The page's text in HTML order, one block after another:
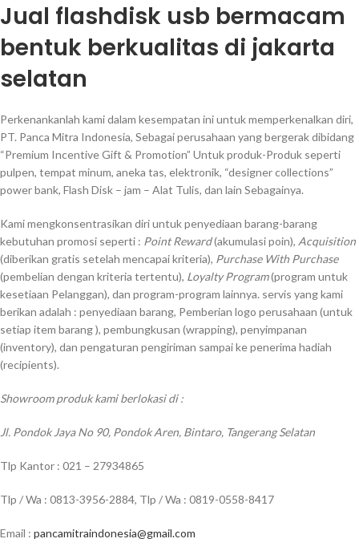
Jual flashdisk usb bermacam
bentuk berkualitas di jakarta
selatan
Perkenankanlah kami dalam kesempatan ini untuk memperkenalkan diri,
PT. Panca Mitra Indonesia, Sebagai perusahaan yang bergerak dibidang
“Premium Incentive Gift & Promotion” Untuk produk-Produk seperti
pulpen, tempat minum, aneka tas, elektronik, “designer collections”
power bank, Flash Disk – jam – Alat Tulis, dan lain Sebagainya.
Kami mengkonsentrasikan diri untuk penyediaan barang-barang
kebutuhan promosi seperti : Point Reward(akumulasi poin), Acquisition
(diberikan gratis setelah mencapai kriteria), Purchase With Purchase
(pembelian dengan kriteria tertentu), Loyalty Program(program untuk
kesetiaan Pelanggan), dan program-program lainnya. servis yang kami
berikan adalah : penyediaan barang, Pemberian logo perusahaan (untuk
setiap item barang ), pembungkusan (wrapping), penyimpanan
(inventory), dan pengaturan pengiriman sampai ke penerima hadiah
(recipients).
Showroom produk kami berlokasi di :
Jl. Pondok Jaya No 90, Pondok Aren, Bintaro, Tangerang Selatan
Tlp Kantor : 021 – 27934865
Tlp / Wa : 0813-3956-2884, Tlp / Wa : 0819-0558-8417
Email : pancamitraindonesia@gmail.com